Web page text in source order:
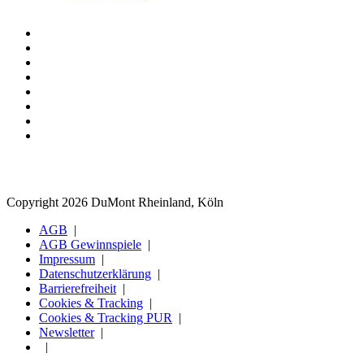
Copyright 2026 DuMont Rheinland, Köln
AGB
AGB Gewinnspiele
Impressum
Datenschutzerklärung
Barrierefreiheit
Cookies & Tracking
Cookies & Tracking PUR
Newsletter